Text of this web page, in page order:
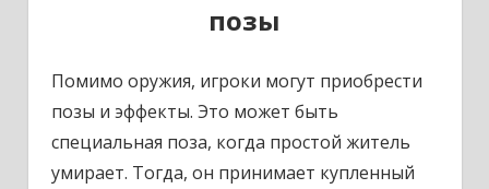
позы
Помимо оружия, игроки могут приобрести
позы и эффекты. Это может быть
специальная поза, когда простой житель
умирает. Тогда, он принимает купленный